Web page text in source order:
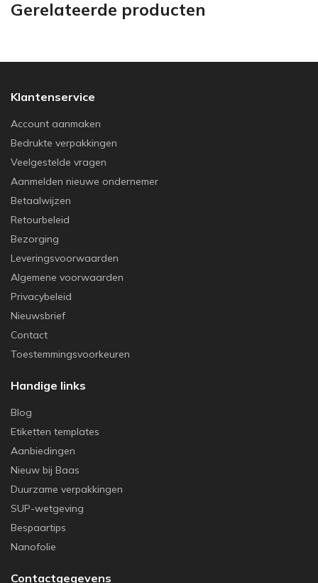
Gerelateerde producten
Klantenservice
Account aanmaken
Bedrukte verpakkingen
Veelgestelde vragen
Aanmelden nieuwe ondernemer
Betaalwijzen
Retourbeleid
Bezorging
Leveringsvoorwaarden
Algemene voorwaarden
Privacybeleid
Nieuwsbrief
Contact
Toestemmingsvoorkeuren
Handige links
Blog
Etiketten templates
Aanbiedingen
Nieuw bij Baas
Duurzame verpakkingen
SUP-wetgeving
Bespaartips
Nanofolie
Contactgegevens